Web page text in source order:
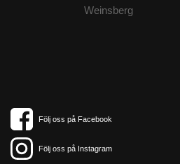
Weinsberg
Följ oss på Facebook
Följ oss på Instagram